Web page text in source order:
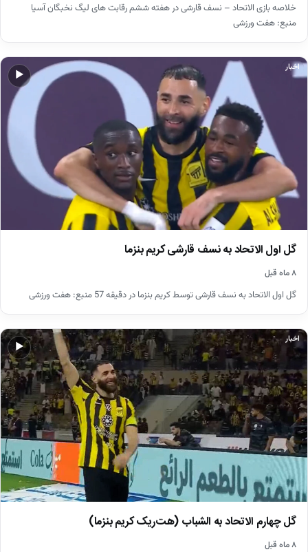
خلاصه بازی الاتحاد – نسف قارشی در هفته ششم رقابت های لیگ نخبگان آسیا
منبع: هفت ورزشی
▶
اخبار
گل اول الاتحاد به نسف قارشی کریم بنزما
۸ ماه قبل
گل اول الاتحاد به نسف قارشی توسط کریم بنزما در دقیقه 57 منبع: هفت ورزشی
▶
اخبار
گل چهارم الاتحاد به الشباب (هت‌ریک کریم بنزما)
۸ ماه قبل